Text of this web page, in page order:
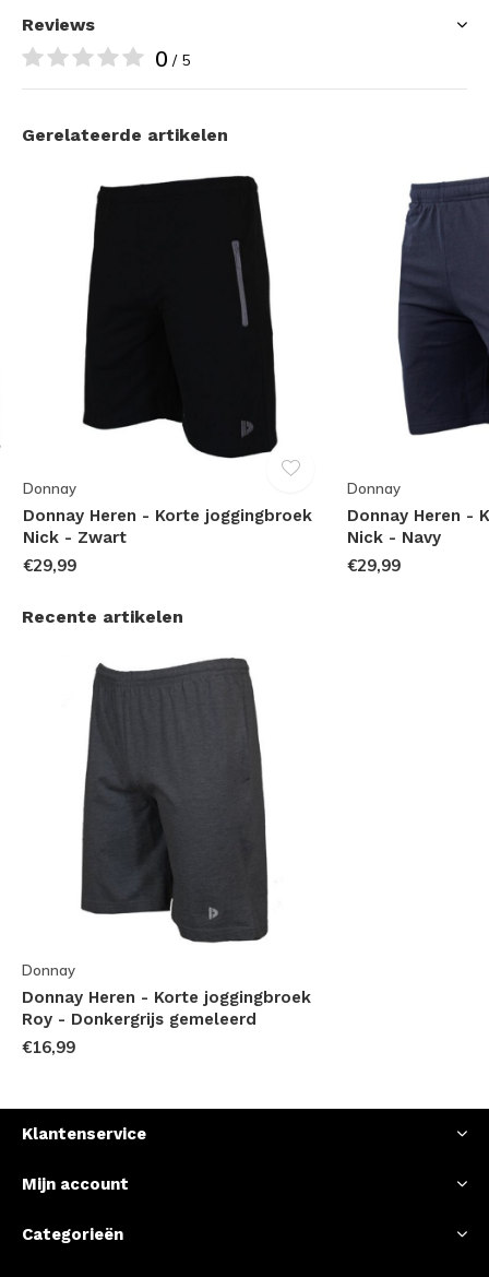
Reviews
0 / 5
Gerelateerde artikelen
Donnay
Donnay Heren - Korte joggingbroek
Nick - Zwart
€29,99
Donnay
Donnay Heren -
Nick - Navy
€29,99
Recente artikelen
Donnay
Donnay Heren - Korte joggingbroek
Roy - Donkergrijs gemeleerd
€16,99
Klantenservice
Mijn account
Categorieën